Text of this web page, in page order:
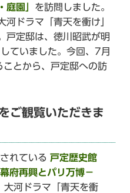
庭園」 を訪問しました。
河ドラマ「青天を衝け」
戸定邸は、徳川昭武が明
ていました。今回、7月
とから、戸定邸への訪
ご観覧いただきま
れている 戸定歴史館
府再興とパリ万博－
大河ドラマ「青天を衝